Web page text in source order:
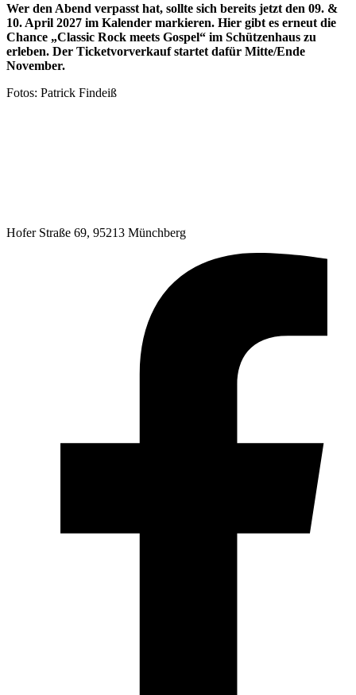
Wer den Abend verpasst hat, sollte sich bereits jetzt den 09. &
10. April 2027 im Kalender markieren. Hier gibt es erneut die
Chance „Classic Rock meets Gospel“ im Schützenhaus zu
erleben. Der Ticketvorverkauf startet dafür Mitte/Ende
November.
Fotos: Patrick Findeiß
Hofer Straße 69, 95213 Münchberg